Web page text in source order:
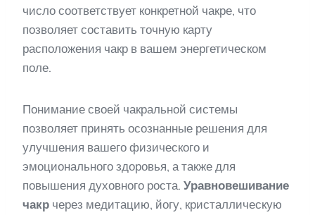
число соответствует конкретной чакре, что
позволяет составить точную карту
расположения чакр в вашем энергетическом
поле.
Понимание своей чакральной системы
позволяет принять осознанные решения для
улучшения вашего физического и
эмоционального здоровья, а также для
повышения духовного роста. Уравновешивание
чакр через медитацию, йогу, кристаллическую